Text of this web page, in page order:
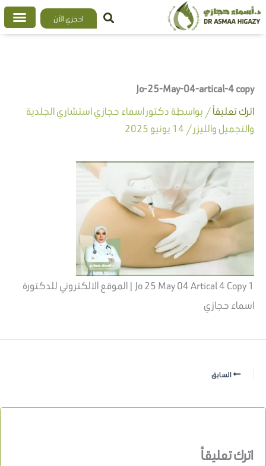
تخطي
إلى
احجزي الآن
Jo-25-May-04-artical-4 copy
اترك تعليقاً/ بواسطة دكتور اسماء حجازي استشاري الجلدية
والتجميل والليزر/ 14 يونيو 2025
Jo 25 May 04 Artical 4 Copy 1 | الموقع الالكتروني للدكتورة
اسماء حجازي
السابق
اترك تعليقاً